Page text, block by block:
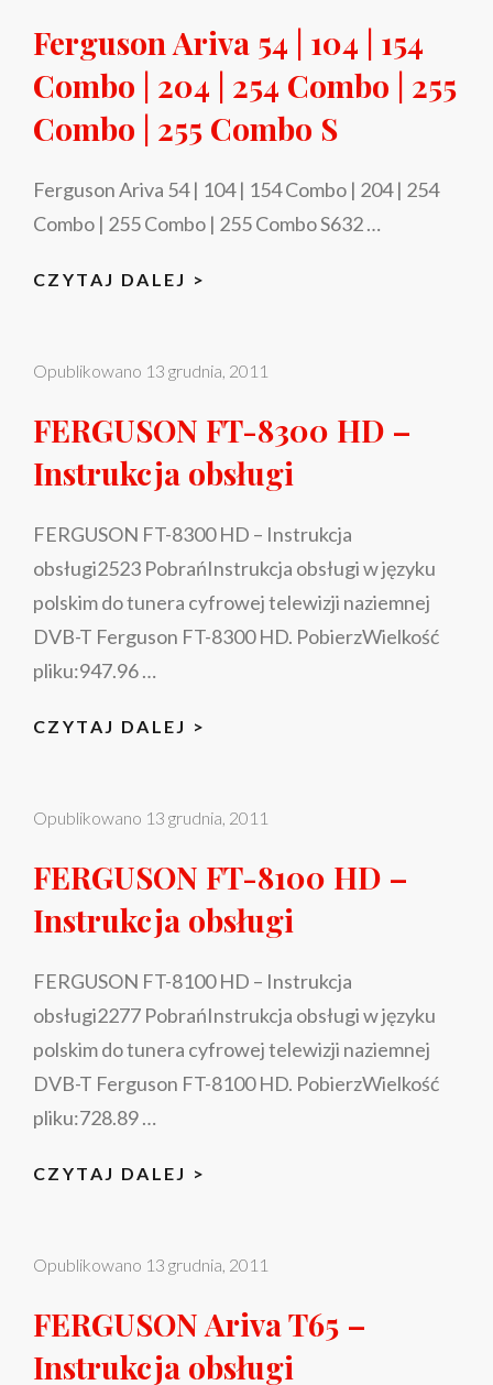
Ferguson Ariva 54 | 104 | 154
Combo | 204 | 254 Combo | 255
Combo | 255 Combo S
Ferguson Ariva 54 | 104 | 154 Combo | 204 | 254
Combo | 255 Combo | 255 Combo S632 …
CZYTAJ DALEJ >
|
|
154
COMBO
|
254
COMBO
COMBO
S
Opublikowano 13 grudnia, 2011
FERGUSON FT-8300 HD –
Instrukcja obsługi
FERGUSON FT-8300 HD – Instrukcja
obsługi2523 PobrańInstrukcja obsługi w języku
polskim do tunera cyfrowej telewizji naziemnej
DVB-T Ferguson FT-8300 HD. PobierzWielkość
pliku:947.96 …
CZYTAJ DALEJ >
HD
INSTRUKCJA
OBSŁUGI
Opublikowano 13 grudnia, 2011
FERGUSON FT-8100 HD –
Instrukcja obsługi
FERGUSON FT-8100 HD – Instrukcja
obsługi2277 PobrańInstrukcja obsługi w języku
polskim do tunera cyfrowej telewizji naziemnej
DVB-T Ferguson FT-8100 HD. PobierzWielkość
pliku:728.89 …
CZYTAJ DALEJ >
HD
INSTRUKCJA
OBSŁUGI
Opublikowano 13 grudnia, 2011
FERGUSON Ariva T65 –
Instrukcja obsługi